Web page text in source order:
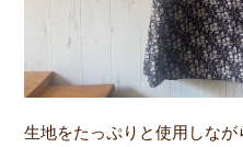
生地をたっぷりと使用しな